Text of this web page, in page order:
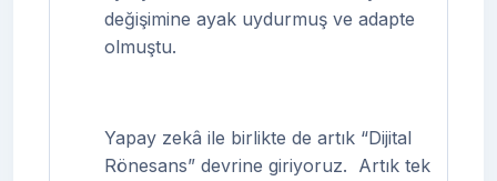
değişimine ayak uydurmuş ve adapte
olmuştu.
Yapay zekâ ile birlikte de artık “Dijital
Rönesans” devrine giriyoruz. Artık tek